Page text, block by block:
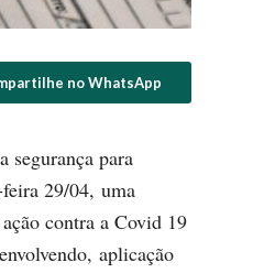
no WhatsApp
segurança para
29/04, uma
contra a Covid 19
aplicação